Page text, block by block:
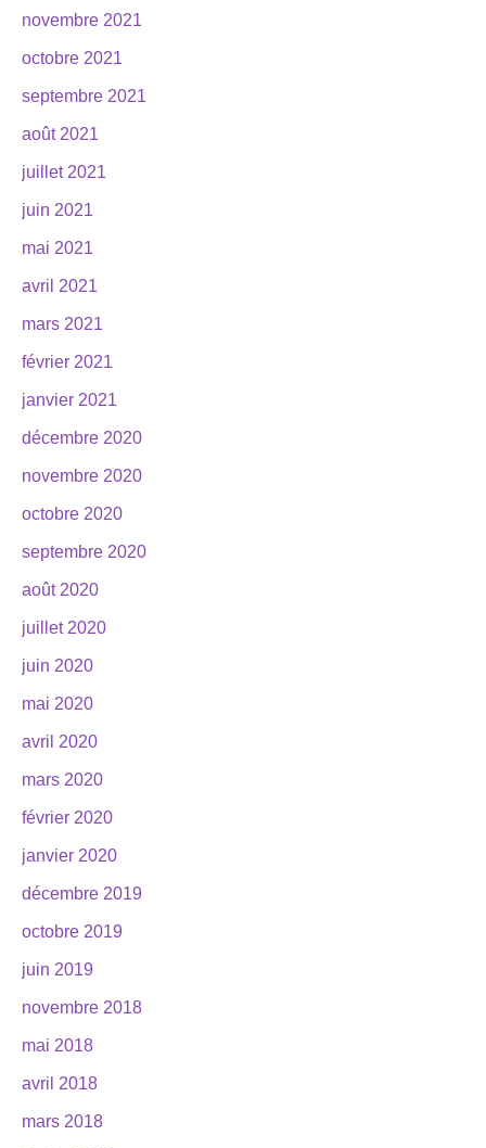
novembre 2021
octobre 2021
septembre 2021
août 2021
juillet 2021
juin 2021
mai 2021
avril 2021
mars 2021
février 2021
janvier 2021
décembre 2020
novembre 2020
octobre 2020
septembre 2020
août 2020
juillet 2020
juin 2020
mai 2020
avril 2020
mars 2020
février 2020
janvier 2020
décembre 2019
octobre 2019
juin 2019
novembre 2018
mai 2018
avril 2018
mars 2018